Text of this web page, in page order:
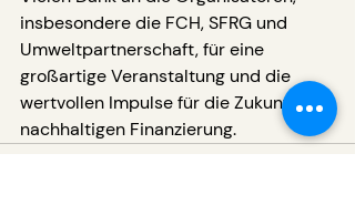
insbesondere die FCH, SFRG und
Umweltpartnerschaft, für eine
großartige Veranstaltung und die
wertvollen Impulse für die Zukunft der
nachhaltigen Finanzierung.